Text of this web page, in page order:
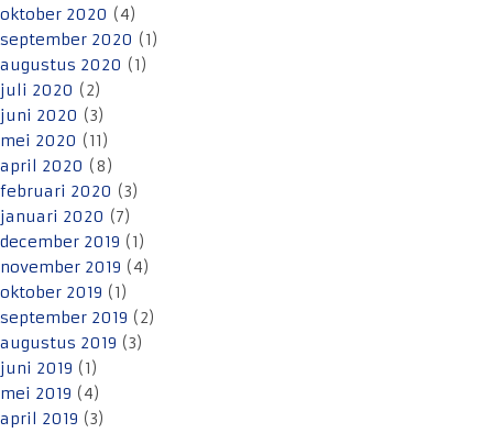
oktober 2020 (4)
september 2020 (1)
augustus 2020 (1)
juli 2020 (2)
juni 2020 (3)
mei 2020 (11)
april 2020 (8)
februari 2020 (3)
januari 2020 (7)
december 2019 (1)
november 2019 (4)
oktober 2019 (1)
september 2019 (2)
augustus 2019 (3)
juni 2019 (1)
mei 2019 (4)
april 2019 (3)